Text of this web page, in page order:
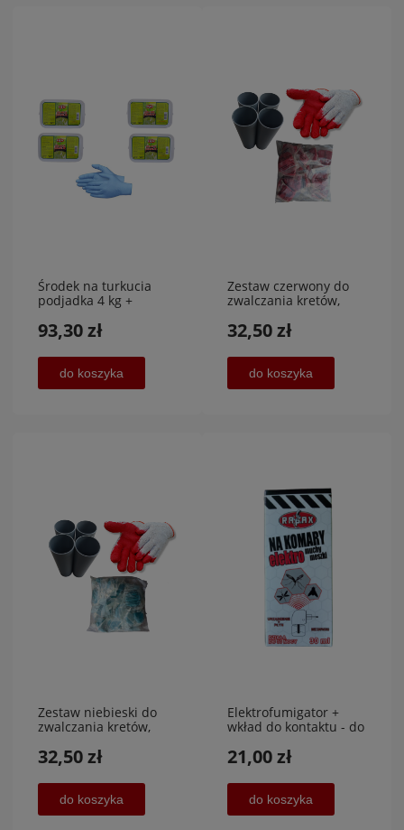
Środek na turkucia
podjadka 4 kg +
GRATIS
93,30 zł
do koszyka
Zestaw czerwony do
zwalczania kretów,
krety,AGA-PLAST MET 2
32,50 zł
do koszyka
Zestaw niebieski do
zwalczania kretów,
,AGA-PLAST MET 2
32,50 zł
do koszyka
Elektrofumigator +
wkład do kontaktu - do
21,00 zł
do koszyka